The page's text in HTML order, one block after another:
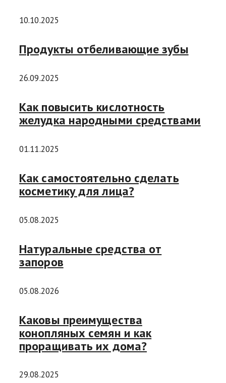
10.10.2025
Продукты отбеливающие зубы
26.09.2025
Как повысить кислотность
желудка народными средствами
01.11.2025
Как самостоятельно сделать
косметику для лица?
05.08.2025
Натуральные средства от
запоров
05.08.2026
Каковы преимущества
конопляных семян и как
проращивать их дома?
29.08.2025